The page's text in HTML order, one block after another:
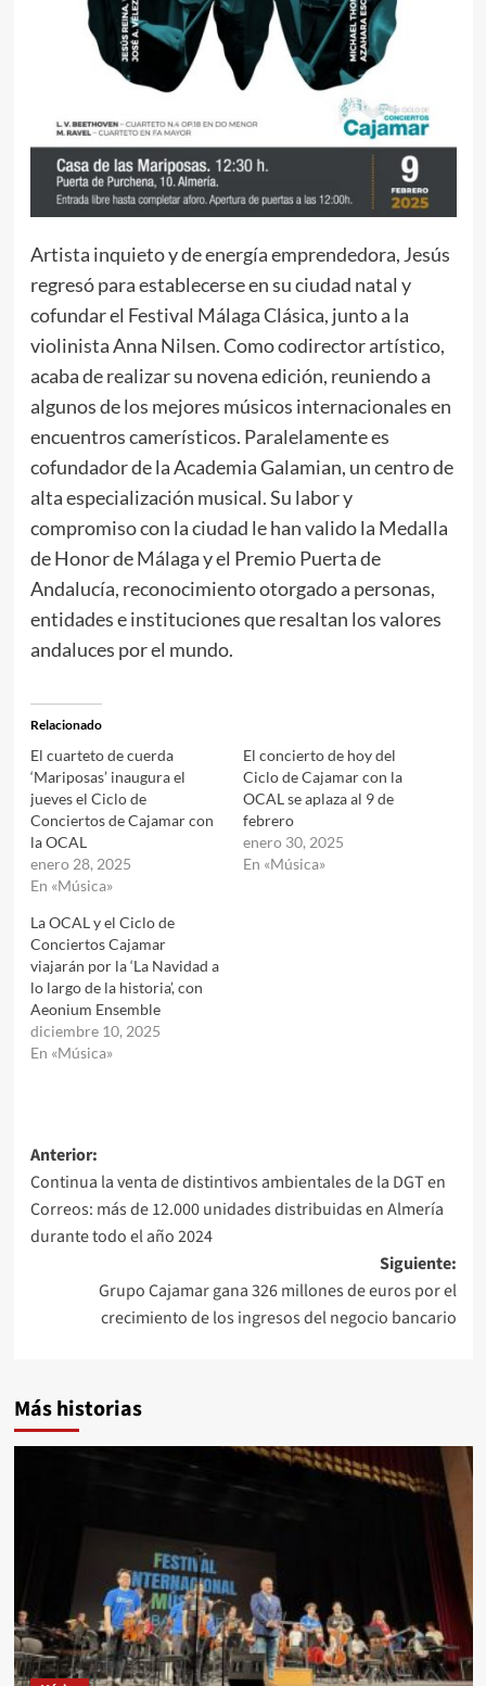
Artista inquieto y de energía emprendedora, Jesús
regresó para establecerse en su ciudad natal y
cofundar el Festival Málaga Clásica, junto a la
violinista Anna Nilsen. Como codirector artístico,
acaba de realizar su novena edición, reuniendo a
algunos de los mejores músicos internacionales en
encuentros camerísticos. Paralelamente es
cofundador de la Academia Galamian, un centro de
alta especialización musical. Su labor y
compromiso con la ciudad le han valido la Medalla
de Honor de Málaga y el Premio Puerta de
Andalucía, reconocimiento otorgado a personas,
entidades e instituciones que resaltan los valores
andaluces por el mundo.
Relacionado
El cuarteto de cuerda
‘Mariposas’ inaugura el
jueves el Ciclo de
Conciertos de Cajamar con
la OCAL
enero 28, 2025
En «Música»
El concierto de hoy del
Ciclo de Cajamar con la
OCAL se aplaza al 9 de
febrero
enero 30, 2025
En «Música»
La OCAL y el Ciclo de
Conciertos Cajamar
viajarán por la ‘La Navidad a
lo largo de la historia’, con
Aeonium Ensemble
diciembre 10, 2025
En «Música»
Navegación
de
entradas
Anterior:
Continua la venta de distintivos ambientales de la DGT en
Correos: más de 12.000 unidades distribuidas en Almería
durante todo el año 2024
Siguiente:
Grupo Cajamar gana 326 millones de euros por el
crecimiento de los ingresos del negocio bancario
Más historias